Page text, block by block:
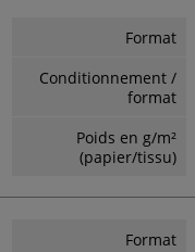
Format
Conditionnement /
format
Poids en g/m²
(papier/tissu)
Format